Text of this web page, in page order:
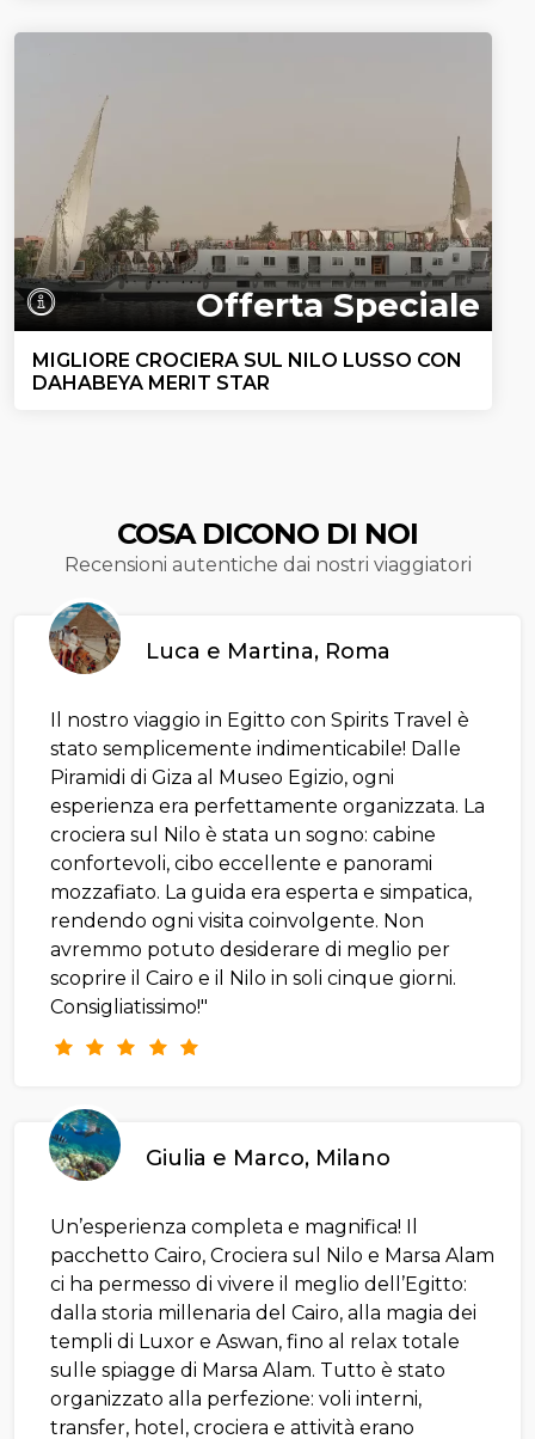
Offerta Speciale
MIGLIORE CROCIERA SUL NILO LUSSO CON
DAHABEYA MERIT STAR
COSA DICONO DI NOI
Recensioni autentiche dai nostri viaggiatori
Luca e Martina, Roma
Il nostro viaggio in Egitto con Spirits Travel è
stato semplicemente indimenticabile! Dalle
Piramidi di Giza al Museo Egizio, ogni
esperienza era perfettamente organizzata. La
crociera sul Nilo è stata un sogno: cabine
confortevoli, cibo eccellente e panorami
mozzafiato. La guida era esperta e simpatica,
rendendo ogni visita coinvolgente. Non
avremmo potuto desiderare di meglio per
scoprire il Cairo e il Nilo in soli cinque giorni.
Consigliatissimo!"
Giulia e Marco, Milano
Un’esperienza completa e magnifica! Il
pacchetto Cairo, Crociera sul Nilo e Marsa Alam
ci ha permesso di vivere il meglio dell’Egitto:
dalla storia millenaria del Cairo, alla magia dei
templi di Luxor e Aswan, fino al relax totale
sulle spiagge di Marsa Alam. Tutto è stato
organizzato alla perfezione: voli interni,
transfer, hotel, crociera e attività erano